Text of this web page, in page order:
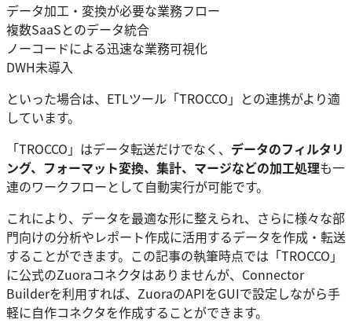
データ加工・変換が必要な業務フロー
複数SaaSとのデータ統合
ノーコードによる迅速な業務可視化
DWH未導入
といった場合は、ETLツール「TROCCO」との連携がより適
しています。
「TROCCO」はデータ転送だけでなく、 データのフィルタリ
ング、フォーマット変換、集計、マージなどの加工処理も一
連のワークフローとして自動実行が可能です。
これにより、データを最適な形に整えられ、さらに様々な部
門向けの分析やレポート作成に活用するデータを作成・転送
することができます。この記事の執筆時点では「TROCCO」
に公式のZuoraコネクタはありませんが、Connector
Builderを利用すれば、ZuoraのAPIをGUIで設定しながら手
軽に自作コネクタを作成することができます。